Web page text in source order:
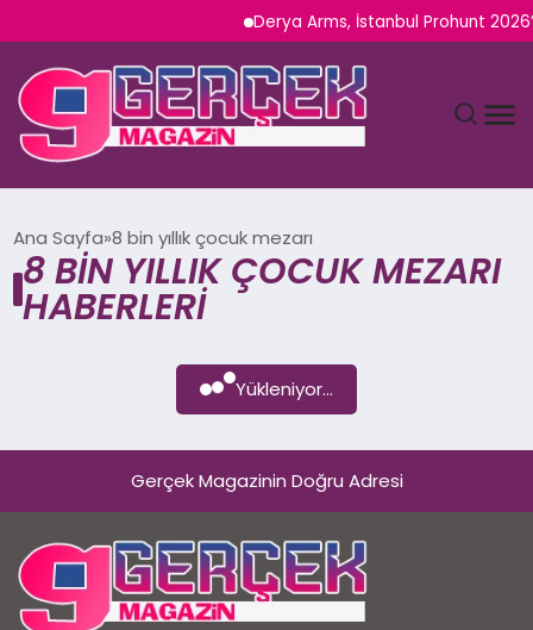
Derya Arms, İstanbul Prohunt
YAŞAM
EKONOMI
Ana Sayfa 8 bin yıllık çocuk mezarı
8 BIN YILLIK ÇOCUK MEZARI
HABERLERI
Yükleniyor...
Gerçek Magazinin Doğru Adresi